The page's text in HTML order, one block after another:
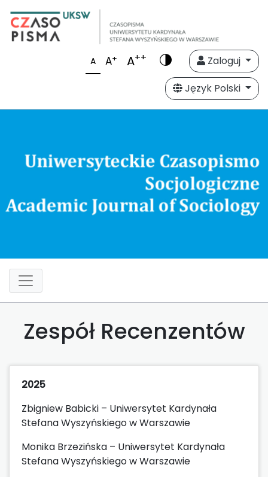
A A+ A++
Zaloguj
Język Polski
Zespół Recenzentów
2025
Zbigniew Babicki – Uniwersytet Kardynała
Stefana Wyszyńskiego w Warszawie
Monika Brzezińska – Uniwersytet Kardynała
Stefana Wyszyńskiego w Warszawie